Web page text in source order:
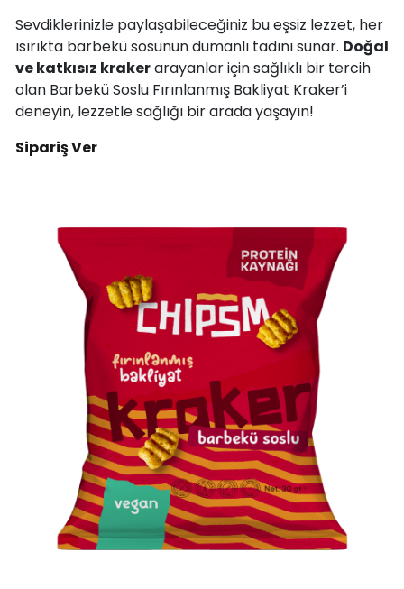
Sevdiklerinizle paylaşabileceğiniz bu eşsiz lezzet, her
ısırıkta barbekü sosunun dumanlı tadını sunar. Doğal
ve katkısız krakerarayanlar için sağlıklı bir tercih
olan Barbekü Soslu Fırınlanmış Bakliyat Kraker’i
deneyin, lezzetle sağlığı bir arada yaşayın!
Sipariş Ver